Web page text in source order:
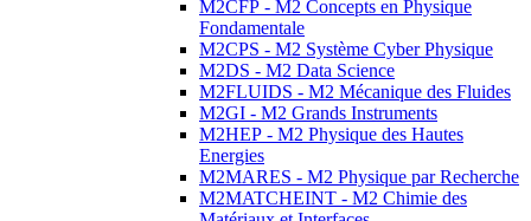
M2CFP - M2 Concepts en Physique
Fondamentale
M2CPS - M2 Système Cyber Physique
M2DS - M2 Data Science
M2FLUIDS - M2 Mécanique des Fluides
M2GI - M2 Grands Instruments
M2HEP - M2 Physique des Hautes
Energies
M2MARES - M2 Physique par Recherche
M2MATCHEINT - M2 Chimie des